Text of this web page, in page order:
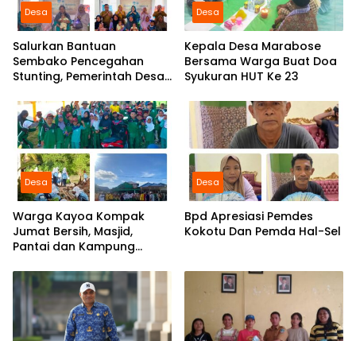
Desa
Salurkan Bantuan
Sembako Pencegahan
Stunting, Pemerintah Desa
Komitmen Tingkatkan Gizi
Anak
Desa
Kepala Desa Marabose
Bersama Warga Buat Doa
Syukuran HUT Ke 23
Desa
Warga Kayoa Kompak
Jumat Bersih, Masjid,
Pantai dan Kampung
Desa
Bpd Apresiasi Pemdes
Kokotu Dan Pemda Hal-Sel